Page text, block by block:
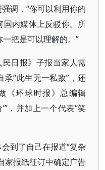
调，“你可以利用你的
内媒体上反驳你。所
把是可以理解的。”
民日报》子报当家人需
“此生无一私敌”，还
《环球时报》总编辑
，并加上一个代表“笑
到了自己在报道“复杂
家报纸征订中确定广告